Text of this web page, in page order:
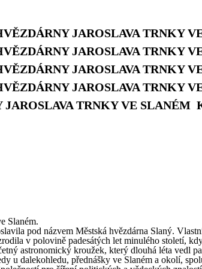
Slaném.
pod názvem Městská hvězdárna Slaný.
v polovině padesátých let minulého století,
astronomický kroužek, který dlouhá léta vedl
u dalekohledu, přednášky ve Slaném a okolí,